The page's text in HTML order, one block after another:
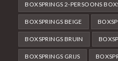
BOXSPRINGS 2-PERSOONS
BOXSPRINGS BEIGE
BOXSPRINGS BRUIN
BOXSPRINGS GRIJS